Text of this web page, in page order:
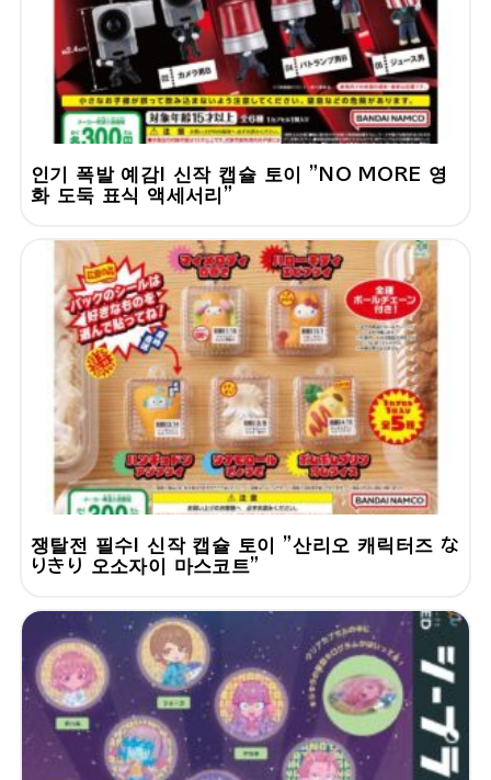
인기 폭발 예감! 신작 캡슐 토이 "NO MORE 영
화 도둑 표식 액세서리"
쟁탈전 필수! 신작 캡슐 토이 "산리오 캐릭터즈 な
りきり 오소자이 마스코트"